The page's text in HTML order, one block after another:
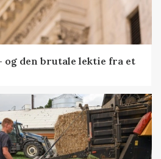
og den brutale lektie fra et